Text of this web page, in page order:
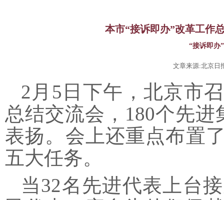
本市“接诉即办”改革工作
“接诉即办
文章来源:北京
2月 5 日下午，北京市
总结交流会，180个先
表扬。会上还重点布置
五大任务。
当32名先进代表上台